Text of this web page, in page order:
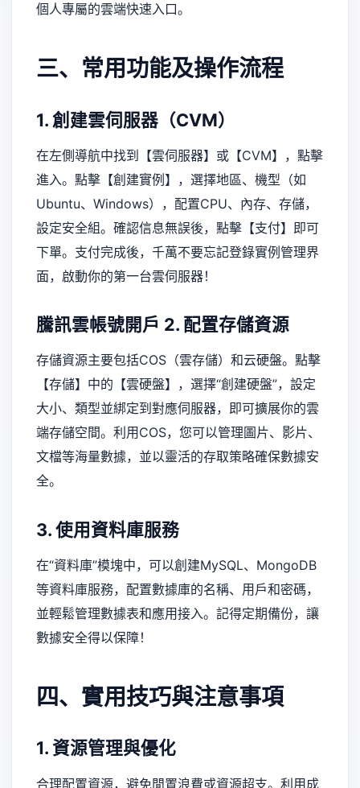
個人專屬的雲端快速入口。
三、常用功能及操作流程
1. 創建雲伺服器（CVM）
在左側導航中找到【雲伺服器】或【CVM】，點擊
進入。點擊【創建實例】，選擇地區、機型（如
Ubuntu、Windows），配置CPU、內存、存儲，
設定安全組。確認信息無誤後，點擊【支付】即可
下單。支付完成後，千萬不要忘記登錄實例管理界
面，啟動你的第一台雲伺服器！
騰訊雲帳號開戶 2. 配置存儲資源
存儲資源主要包括COS（雲存儲）和云硬盤。點擊
【存儲】中的【雲硬盤】，選擇“創建硬盤”，設定
大小、類型並綁定到對應伺服器，即可擴展你的雲
端存儲空間。利用COS，您可以管理圖片、影片、
文檔等海量數據，並以靈活的存取策略確保數據安
全。
3. 使用資料庫服務
在“資料庫”模塊中，可以創建MySQL、MongoDB
等資料庫服務，配置數據庫的名稱、用戶和密碼，
並輕鬆管理數據表和應用接入。記得定期備份，讓
數據安全得以保障！
四、實用技巧與注意事項
1. 資源管理與優化
合理配置資源，避免閒置浪費或資源超支。利用成